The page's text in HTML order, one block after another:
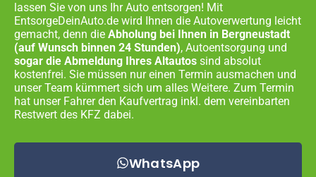
lassen Sie von uns Ihr Auto entsorgen! Mit
EntsorgeDeinAuto.de wird Ihnen die Autoverwertung leicht
gemacht, denn die Abholung bei Ihnen in Bergneustadt
(auf Wunsch binnen 24 Stunden), Autoentsorgung und
sogar die Abmeldung Ihres Altautos sind absolut
kostenfrei. Sie müssen nur einen Termin ausmachen und
unser Team kümmert sich um alles Weitere. Zum Termin
hat unser Fahrer den Kaufvertrag inkl. dem vereinbarten
Restwert des KFZ dabei.
WhatsApp